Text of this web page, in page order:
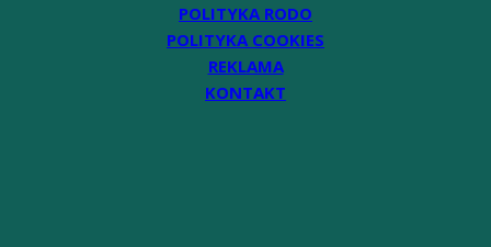
POLITYKA RODO
POLITYKA COOKIES
REKLAMA
KONTAKT